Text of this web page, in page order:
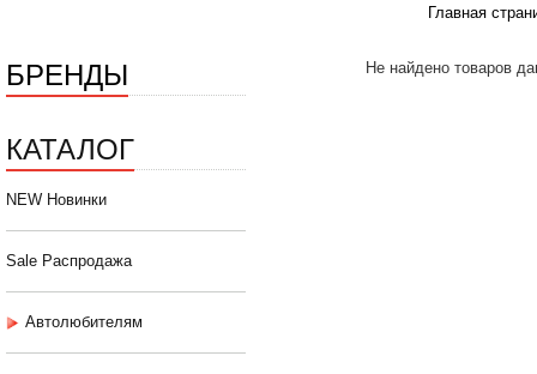
Главная
БРЕНДЫ
КАТАЛОГ
NEW Новинки
Sale Распродажа
Автолюбителям
Не найдено товаров